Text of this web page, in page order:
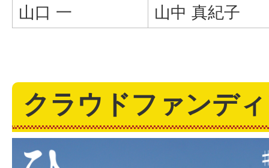
山口 一
山中 真紀子
クラウドファンデ